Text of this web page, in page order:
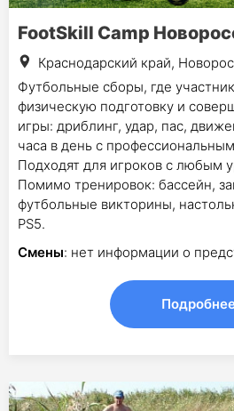
FootSkill Camp
Краснодарский край,
Футбольные сборы, где
физическую подготовку и
игры: дриблинг, удар, пас,
часа в день с
Подходят для игроков с любым
Помимо тренировок: бассейн,
футбольные викторины,
PS5.
Смены: нет информации о